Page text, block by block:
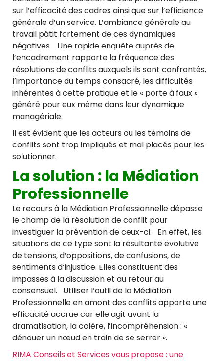
sur l’efficacité des cadres ainsi que sur l’efficience
générale d’un service. L’ambiance générale au
travail pâtit fortement de ces dynamiques
négatives. Une rapide enquête auprès de
l’encadrement rapporte la fréquence des
résolutions de conflits auxquels ils sont confrontés,
l’importance du temps consacré, les difficultés
inhérentes à cette pratique et le « porte à faux »
généré pour eux même dans leur dynamique
managériale.
Il est évident que les acteurs ou les témoins de
conflits sont trop impliqués et mal placés pour les
solutionner.
La solution : la Médiation
Professionnelle
Le recours à la Médiation Professionnelle dépasse
le champ de la résolution de conflit pour
investiguer la prévention de ceux-ci. En effet, les
situations de ce type sont la résultante évolutive
de tensions, d’oppositions, de confusions, de
sentiments d’injustice. Elles constituent des
impasses à la discussion et au retour au
consensuel. Utiliser l’outil de la Médiation
Professionnelle en amont des conflits apporte une
efficacité accrue car elle agit avant la
dramatisation, la colère, l’incompréhension : «
dénouer un nœud en train de se serrer ».
RIMA Conseils et Services vous propose : une